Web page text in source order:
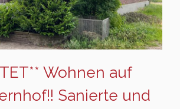
Wohnen auf
Sanierte und